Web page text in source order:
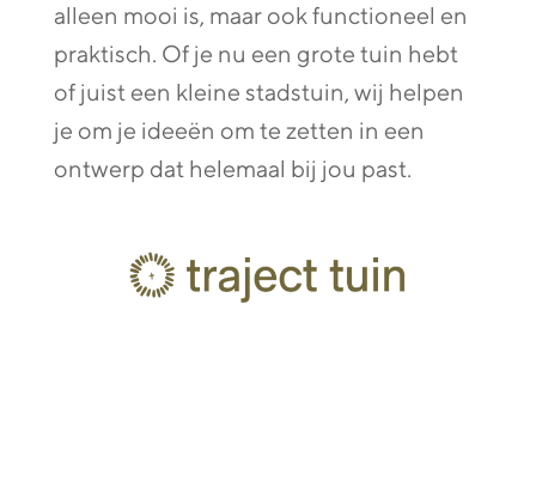
alleen mooi is, maar ook functioneel en
praktisch. Of je nu een grote tuin hebt
of juist een kleine stadstuin, wij helpen
je om je ideeën om te zetten in een
ontwerp dat helemaal bij jou past.